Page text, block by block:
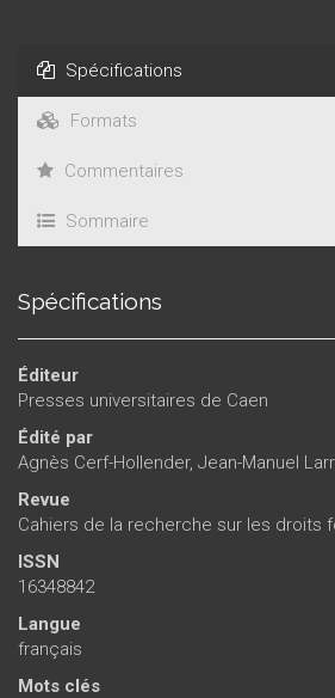
Spécifications
Formats
Commentaires
Sommaire
Spécifications
Éditeur
Presses universitaires de Caen
Édité par
Agnès Cerf-Hollender, Jean-Manuel
Revue
Cahiers de la recherche sur les droits
ISSN
16348842
Langue
français
Mots clés